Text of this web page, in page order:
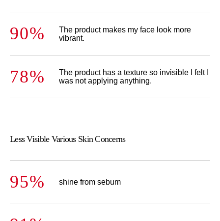
90%
The product makes my face look more
vibrant.
78%
The product has a texture so invisible I felt I
was not applying anything.
Less Visible Various Skin Concerns
95% shine from sebum